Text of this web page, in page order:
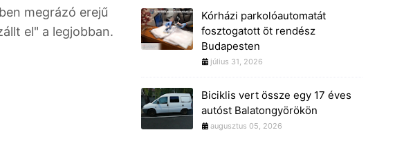
megrázó erejű
el" a legjobban.
Kórházi parkolóautomatát
fosztogatott öt rendész
Budapesten
július 31, 2026
Biciklis vert össze egy 17 éves
autóst Balatongyörökön
augusztus 05, 2026